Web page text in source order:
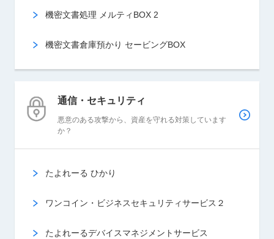
機密文書処理 メルティBOX 2
機密文書倉庫預かり セービングBOX
通信・セキュリティ
悪意のある攻撃から、資産を守れる対策しています
か？
たよれーる ひかり
ワンコイン・ビジネスセキュリティサービス２
たよれーるデバイスマネジメントサービス